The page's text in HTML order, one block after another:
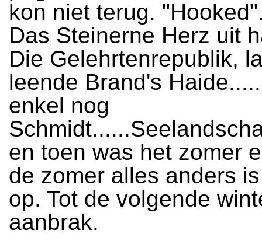
kon niet terug.
Das Steinerne Herz uit
Die Gelehrtenrepublik,
leende Brand's
enkel nog
en toen was het zomer
de zomer alles anders
op. Tot de volgende
aanbrak.